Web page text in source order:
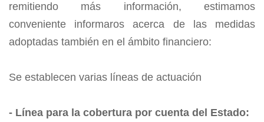
remitiendo más información, estimamos
conveniente informaros acerca de las medidas
adoptadas también en el ámbito financiero:
Se establecen varias líneas de actuación
- Línea para la cobertura por cuenta del Estado: